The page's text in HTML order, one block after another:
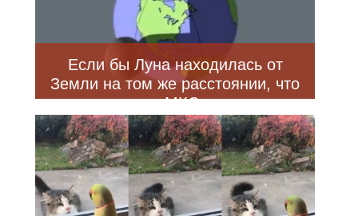
Если бы Луна находилась от
Земли на том же расстоянии, что
и МКС